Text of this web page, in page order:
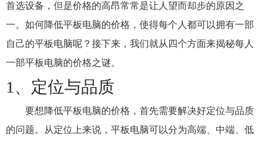
首选设备，但是价格的高昂常常是让人望而却步的原因之
一。如何降低平板电脑的价格，使得每个人都可以拥有一部
自己的平板电脑呢？接下来，我们就从四个方面来揭秘每人
一部平板电脑的价格之谜。
1、定位与品质
要想降低平板电脑的价格，首先需要解决好定位与品质
的问题。从定位上来说，平板电脑可以分为高端、中端、低